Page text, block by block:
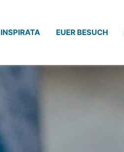
INSPIRATA EUER BESUCH